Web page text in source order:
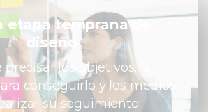
etapa temprana de
diseño
los objetivos, la
conseguirlo y los medios
su seguimiento.